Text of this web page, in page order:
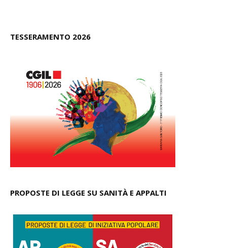
TESSERAMENTO 2026
PROPOSTE DI LEGGE SU SANITÀ E APPALTI